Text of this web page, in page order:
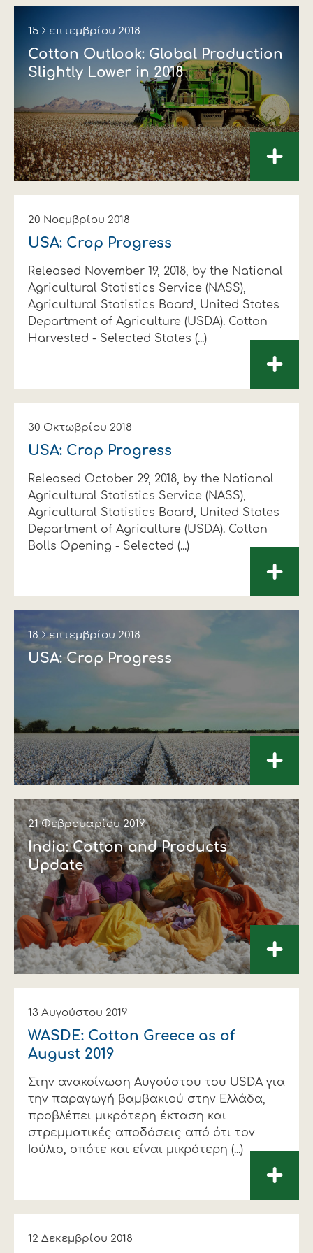
15 Σεπτεμβρίου 2018
Cotton Outlook: Global Production
Slightly Lower in 2018
+
20 Νοεμβρίου 2018
USA: Crop Progress
Released November 19, 2018, by the National
Agricultural Statistics Service (NASS),
Agricultural Statistics Board, United States
Department of Agriculture (USDA). Cotton
Harvested - Selected States (...)
+
30 Οκτωβρίου 2018
USA: Crop Progress
Released October 29, 2018, by the National
Agricultural Statistics Service (NASS),
Agricultural Statistics Board, United States
Department of Agriculture (USDA). Cotton
Bolls Opening - Selected (...)
+
18 Σεπτεμβρίου 2018
USA: Crop Progress
+
21 Φεβρουαρίου 2019
India: Cotton and Products
Update
+
13 Αυγούστου 2019
WASDE: Cotton Greece as of
August 2019
Στην ανακοίνωση Αυγούστου του USDA για
την παραγωγή βαμβακιού στην Ελλάδα,
προβλέπει μικρότερη έκταση και
στρεμματικές αποδόσεις από ότι τον
Ιούλιο, οπότε και είναι μικρότερη (...)
+
12 Δεκεμβρίου 2018